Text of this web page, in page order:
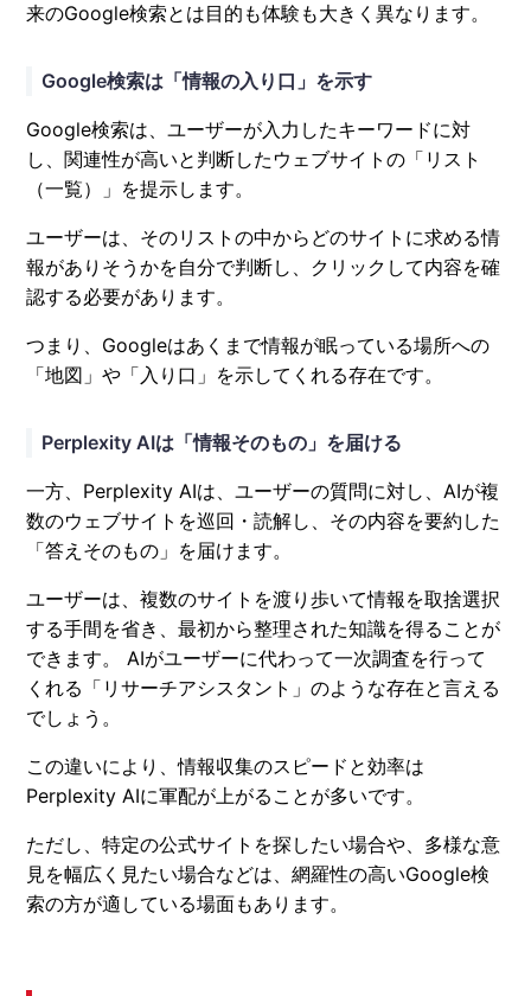
来のGoogle検索とは目的も体験も大きく異なります。
Google検索は「情報の入り口」を示す
Google検索は、ユーザーが入力したキーワードに対
し、関連性が高いと判断したウェブサイトの「リスト
（一覧）」を提示します。
ユーザーは、そのリストの中からどのサイトに求める情
報がありそうかを自分で判断し、クリックして内容を確
認する必要があります。
つまり、Googleはあくまで情報が眠っている場所への
「地図」や「入り口」を示してくれる存在です。
Perplexity AIは「情報そのもの」を届ける
一方、Perplexity AIは、ユーザーの質問に対し、AIが複
数のウェブサイトを巡回・読解し、その内容を要約した
「答えそのもの」を届けます。
ユーザーは、複数のサイトを渡り歩いて情報を取捨選択
する手間を省き、最初から整理された知識を得ることが
できます。 AIがユーザーに代わって一次調査を行って
くれる「リサーチアシスタント」のような存在と言える
でしょう。
この違いにより、情報収集のスピードと効率は
Perplexity AIに軍配が上がることが多いです。
ただし、特定の公式サイトを探したい場合や、多様な意
見を幅広く見たい場合などは、網羅性の高いGoogle検
索の方が適している場面もあります。